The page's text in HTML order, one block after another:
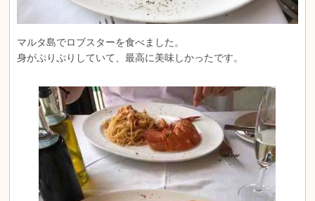
マルタ島でロブスターを食べました。
身がぷりぷりしていて、最高に美味しかったです。